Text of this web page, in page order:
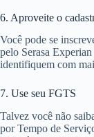
6. Aproveite o
Você pode se
pelo Serasa
identifiquem com
7. Use seu FGTS
Talvez você não
por Tempo de